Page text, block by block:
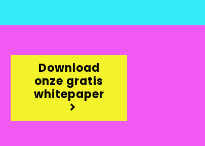
Download
onze gratis
whitepaper